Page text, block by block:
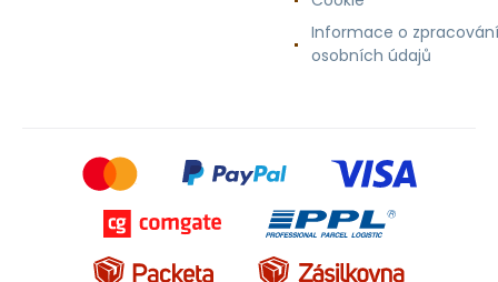
Informace o zpracování
osobních údajů